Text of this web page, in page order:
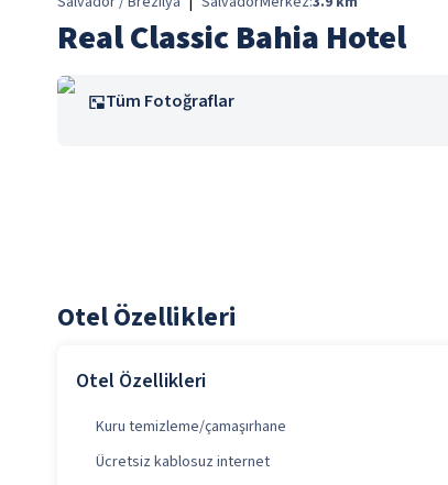
Real Classic Bahia Hotel
Tüm Fotoğraflar
Otel Özellikleri
Otel Özellikleri
Kuru temizleme/çamaşırhane
Ücretsiz kablosuz internet